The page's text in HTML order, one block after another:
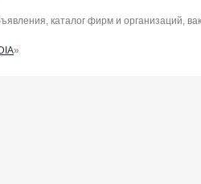
каталог фирм и организаций,
»